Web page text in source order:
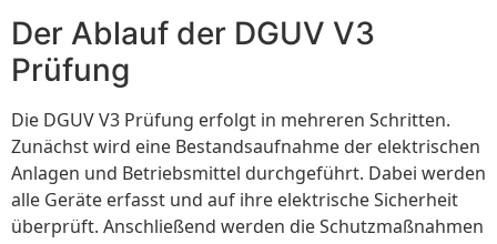
Der Ablauf der DGUV V3
Prüfung
Die DGUV V3 Prüfung erfolgt in mehreren Schritten.
Zunächst wird eine Bestandsaufnahme der elektrischen
Anlagen und Betriebsmittel durchgeführt. Dabei werden
alle Geräte erfasst und auf ihre elektrische Sicherheit
überprüft. Anschließend werden die Schutzmaßnahmen